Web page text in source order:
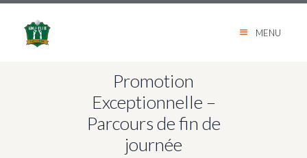
MENU
Promotion
Exceptionnelle –
Parcours de fin de
journée